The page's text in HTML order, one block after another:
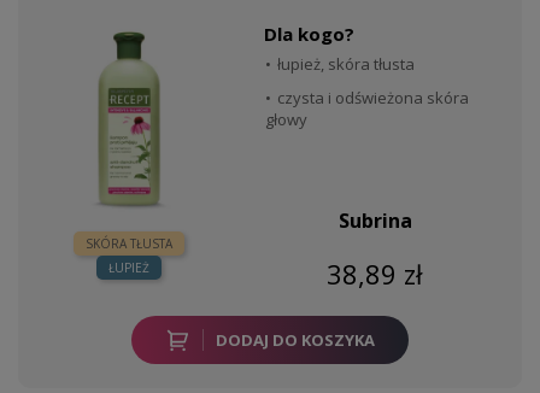
SKÓRA TŁUSTA
ŁUPIEŻ
Dla kogo?
łupież, skóra tłusta
czysta i odświeżona skóra
głowy
Subrina
38,89 zł
DODAJ DO KOSZYKA